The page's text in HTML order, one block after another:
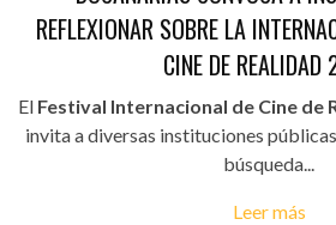
REFLEXIONAR SOBRE LA
CINE DE
El Festival Internacional de Cine de
invita a diversas instituciones
búsqueda...
Leer más